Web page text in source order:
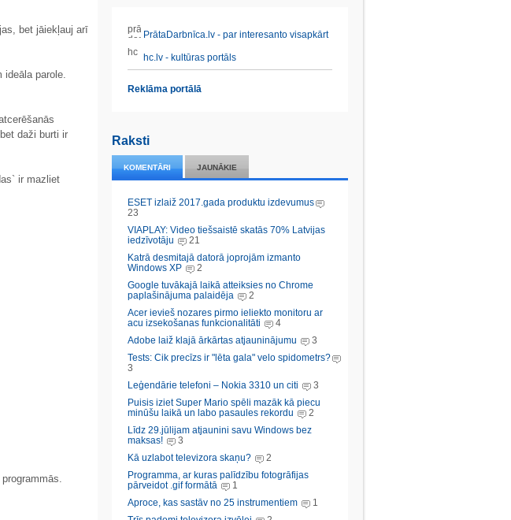
PrātaDarbnīca.lv - par interesanto visapkārt
hc.lv - kultūras portāls
Reklāma portālā
Raksti
KOMENTĀRI JAUNĀKIE
ESET izlaiž 2017.gada produktu izdevumus
23
VIAPLAY: Video tiešsaistē skatās 70% Latvijas
iedzīvotāju
21
Katrā desmitajā datorā joprojām izmanto
Windows XP
2
Google tuvākajā laikā atteiksies no Chrome
paplašinājuma palaidēja
2
Acer ievieš nozares pirmo ieliekto monitoru ar
acu izsekošanas funkcionalitāti
4
Adobe laiž klajā ārkārtas atjauninājumu
3
Tests: Cik precīzs ir "lēta gala" velo spidometrs?
3
Leģendārie telefoni – Nokia 3310 un citi
3
Puisis iziet Super Mario spēli mazāk kā piecu
minūšu laikā un labo pasaules rekordu
2
Līdz 29.jūlijam atjaunini savu Windows bez
maksas!
3
Kā uzlabot televizora skaņu?
2
Programma, ar kuras palīdzību fotogrāfijas
pārveidot .gif formātā
1
Aproce, kas sastāv no 25 instrumentiem
1
bet jāiekļauj arī
ideāla parole.
daži burti ir
ir mazliet